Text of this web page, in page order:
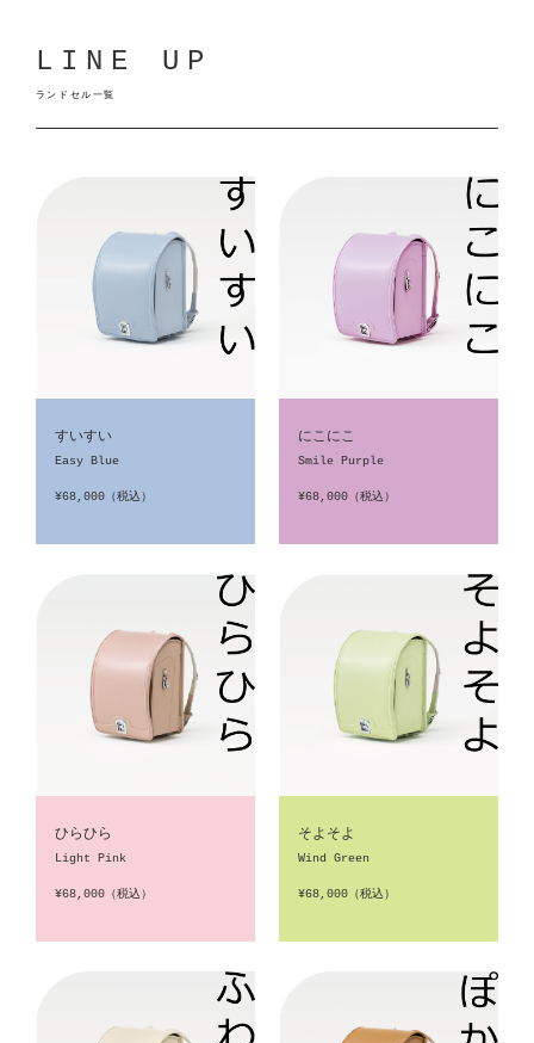
LINE UP
ランドセル一覧
すいすい
Easy Blue
¥68,000（税込）
にこにこ
Smile Purple
¥68,000（税込）
ひらひら
Light Pink
¥68,000（税込）
そよそよ
Wind Green
¥68,000（税込）